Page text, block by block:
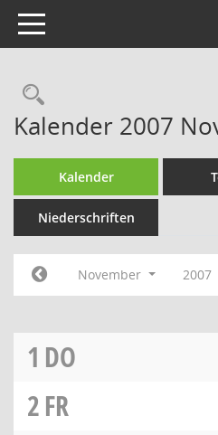
Toggle navigation
Rechercheauswahl
Kalender 2007
Kalender
Niederschriften
November 2007
1 DO
2FR